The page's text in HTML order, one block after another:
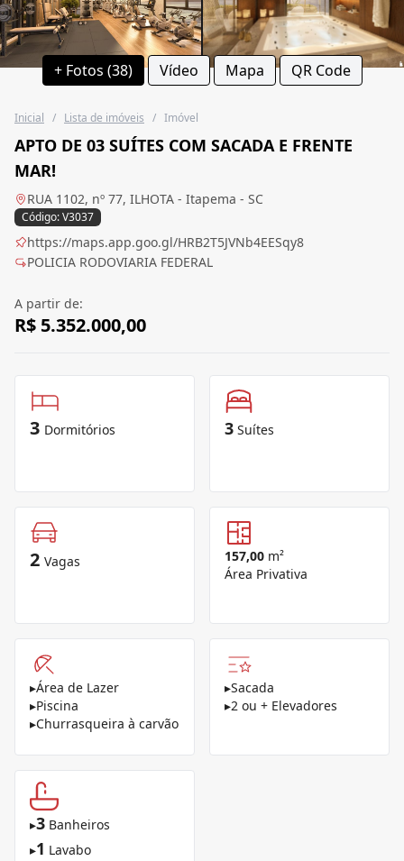
+ Fotos (38) Vídeo Mapa QR Code
Inicial / Lista de imóveis / Imóvel
APTO DE 03 SUÍTES COM SACADA E FRENTE
MAR!
RUA 1102, nº 77, ILHOTA - Itapema - SC
Código: V3037
https://maps.app.goo.gl/HRB2T5JVNb4EESqy8
POLICIA RODOVIARIA FEDERAL
A partir de:
R$ 5.352.000,00
3 Dormitórios 3 Suítes
2 Vagas 157,00 m²
Área Privativa
▸Área de Lazer
▸Piscina
▸Churrasqueira à carvão
▸Sacada
▸2 ou + Elevadores
▸3 Banheiros
▸1 Lavabo